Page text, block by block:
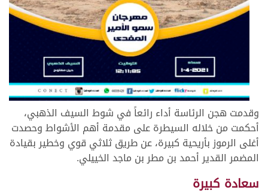
وقدمت هجن الرئاسة أداء رائعاً في شوط السيف الذهبي،
أحكمت من خلاله السيطرة على مقدمة أهم الأشواط وحصدت
أغلى الرموز بأريحية كبيرة، عن طريق ثلاثي قوي وخطير بقيادة
المضمر القدير أحمد بن مطر بن ماجد الخييلي.
سعادة كبيرة